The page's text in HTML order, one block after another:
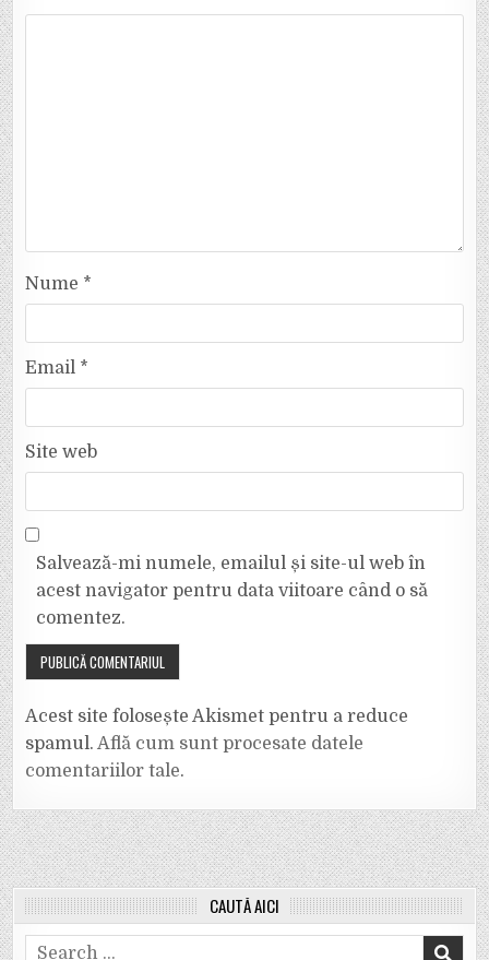
Nume *
Email *
Site web
Salvează-mi numele, emailul și site-ul web în
acest navigator pentru data viitoare când o să
comentez.
Acest site folosește Akismet pentru a reduce
spamul.Află cum sunt procesate datele
comentariilor tale.
CAUTĂ AICI
Search